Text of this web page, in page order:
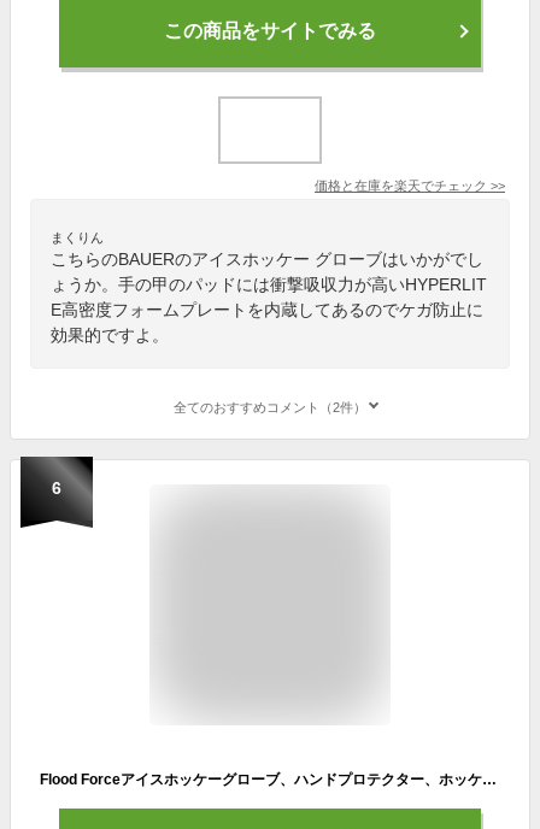
この商品をサイトでみる
価格と在庫を楽天でチェック >>
まくりん
こちらのBAUERのアイスホッケー グローブはいかがでし
ょうか。手の甲のパッドには衝撃吸収力が高いHYPERLIT
E高密度フォームプレートを内蔵してあるのでケガ防止に
効果的ですよ。
全てのおすすめコメント（2件）
6
Flood Forceアイスホッケーグローブ、ハンドプロテクター、ホッケーユースアイスホッケー保護具、耐寒性と耐摩耗性 (9インチ)